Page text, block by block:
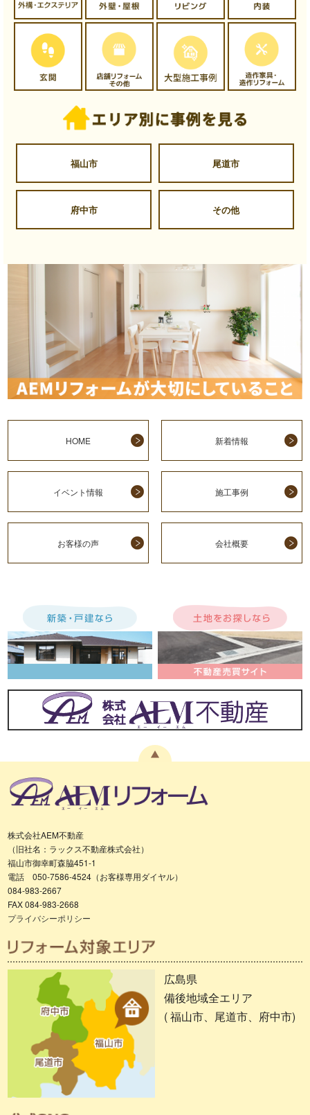
福山市 尾道市
府中市 その他
HOME 新着情報
イベント情報 施工事例
お客様の声 会社概要
株式会社AEM不動産
（旧社名：ラックス不動産株式会社）
福山市御幸町森脇451-1
電話 050-7586-4524（お客様専用ダイヤル）
084-983-2667
FAX 084-983-2668
プライバシーポリシー
広島県
備後地域全エリア
( 福山市、尾道市、府中市)